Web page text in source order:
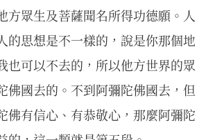
方眾生及菩薩聞名所得功德願。人
的思想是不一樣的，說是你那個地
也可以不去的，所以他方世界的眾
佛國去的。不到阿彌陀佛國去，但
佛有信心、有恭敬心，那麼阿彌陀